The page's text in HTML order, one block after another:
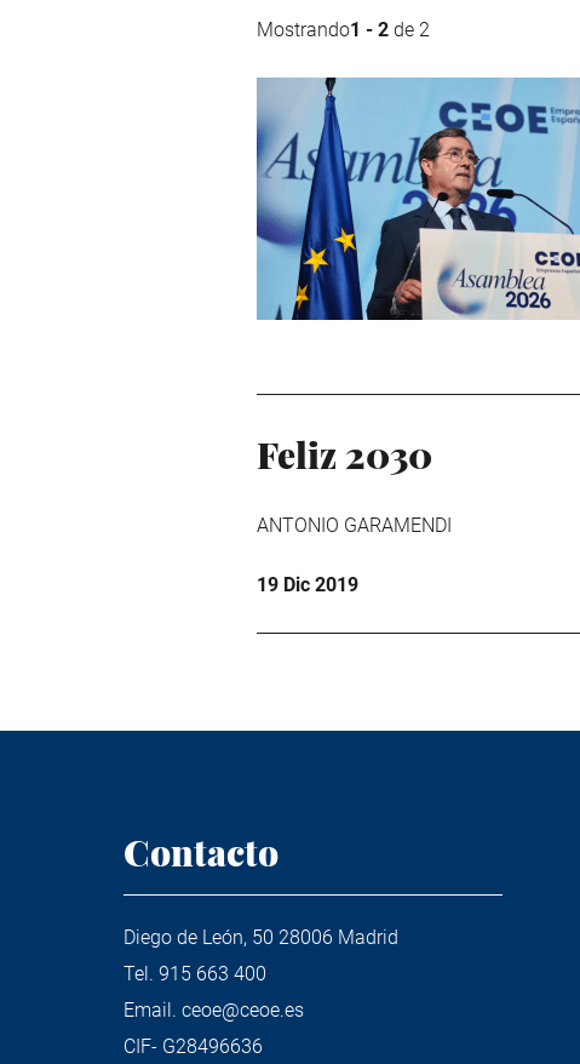
Mostrando1 - 2 de 2
Feliz 2030
ANTONIO GARAMENDI
19 Dic 2019
Contacto
Diego de León, 50 28006 Madrid
Tel. 915 663 400
Email. ceoe@ceoe.es
CIF- G28496636